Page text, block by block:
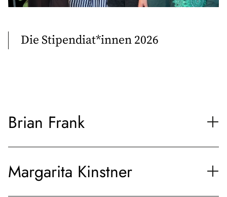
Die Stipendiat*innen 2026
Brian Frank
Margarita Kinstner